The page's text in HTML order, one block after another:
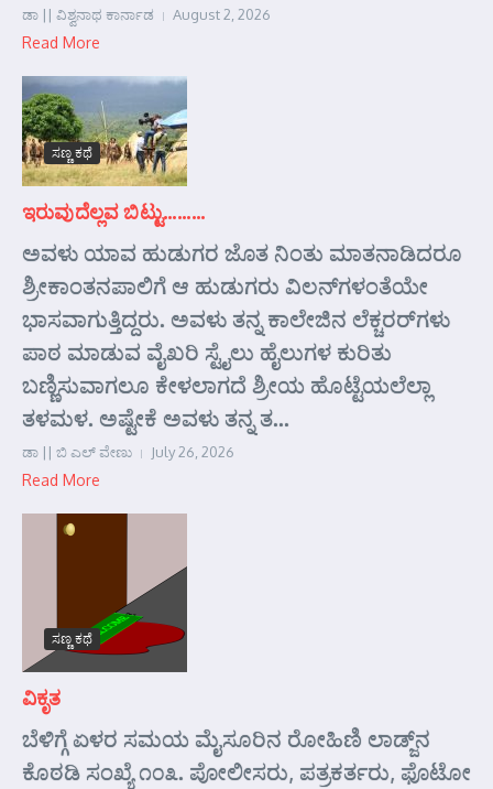
ಡಾ || ವಿಶ್ವನಾಥ ಕಾರ್ನಾಡ August 2, 2026
Read More
ಸಣ್ಣ ಕಥೆ
ಇರುವುದೆಲ್ಲವ ಬಿಟ್ಟು………
ಅವಳು ಯಾವ ಹುಡುಗರ ಜೊತ ನಿಂತು ಮಾತನಾಡಿದರೂ
ಶ್ರೀಕಾಂತನಪಾಲಿಗೆ ಆ ಹುಡುಗರು ವಿಲನ್‌ಗಳಂತೆಯೇ
ಭಾಸವಾಗುತ್ತಿದ್ದರು. ಅವಳು ತನ್ನ ಕಾಲೇಜಿನ ಲೆಕ್ಚರರ್‌ಗಳು
ಪಾಠ ಮಾಡುವ ವೈಖರಿ ಸ್ಟೈಲು ಹೈಲುಗಳ ಕುರಿತು
ಬಣ್ಣಿಸುವಾಗಲೂ ಕೇಳಲಾಗದೆ ಶ್ರೀಯ ಹೊಟ್ಟೆಯಲೆಲ್ಲಾ
ತಳಮಳ. ಅಷ್ಟೇಕೆ ಅವಳು ತನ್ನ ತ...
ಡಾ || ಬಿ ಎಲ್ ವೇಣು July 26, 2026
Read More
ಸಣ್ಣ ಕಥೆ
ವಿಕೃತ
ಬೆಳಿಗ್ಗೆ ಏಳರ ಸಮಯ ಮೈಸೂರಿನ ರೋಹಿಣಿ ಲಾಡ್ಜ್‌ನ
ಕೊಠಡಿ ಸಂಖ್ಯೆ ೧೦೩. ಪೋಲೀಸರು, ಪತ್ರಕರ್ತರು, ಫೊಟೋ